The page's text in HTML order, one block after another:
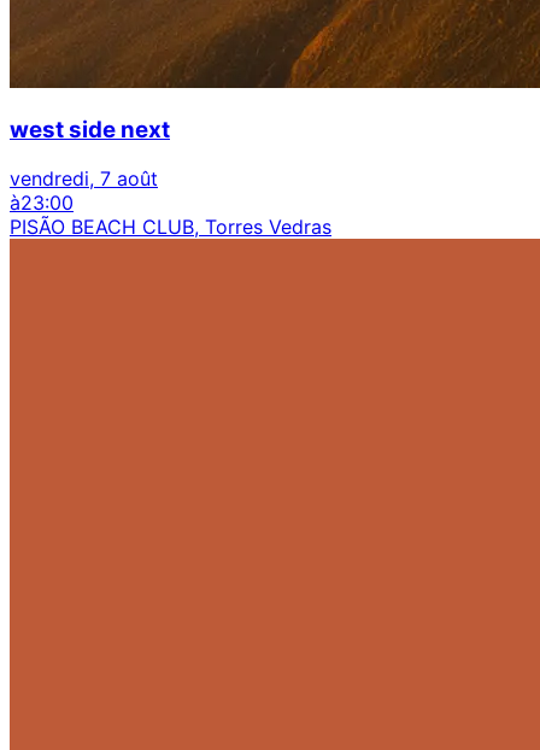
west side next
vendredi, 7 août
à23:00
PISÃO BEACH CLUB, Torres Vedras